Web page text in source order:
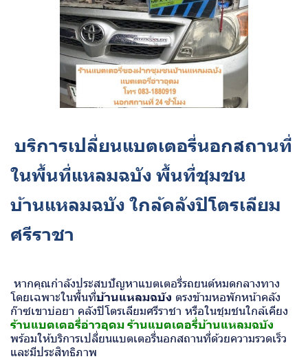
บริการเปลี่ยนแบตเตอรี่นอกสถานที่
ในพื้นที่แหลมฉบัง พื้นที่ชุมชน
บ้านแหลมฉบัง ใกล้คลังปิโตรเลียม
ศรีราชา
หากคุณกำลังประสบปัญหาแบตเตอรี่รถยนต์หมดกลางทาง
โดยเฉพาะในพื้นที่บ้านแหลมฉบัง ตรงข้ามหอพักหน้าคลัง
ก๊าซเขาบ่อยา คลังปิโตรเลียมศรีราชา หรือในชุมชนใกล้เคียง
ร้านแบตเตอรี่อ่าวอุดม ร้านแบตเตอรี่บ้านแหลมฉบัง
พร้อมให้บริการเปลี่ยนแบตเตอรี่นอกสถานที่ด้วยความรวดเร็ว
และมีประสิทธิภาพ